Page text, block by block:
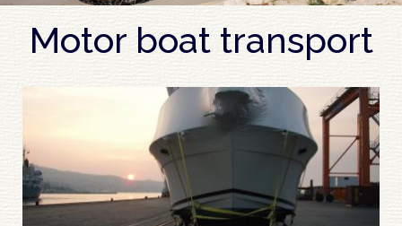
Motor boat transport